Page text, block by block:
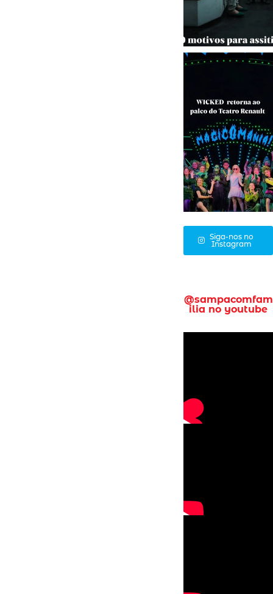
Siga-nos no
Instagram
@sampacomfam
ilia no youtube